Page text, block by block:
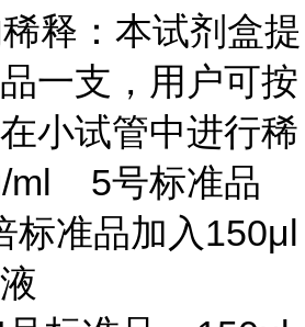
释：本试剂盒提
一支，用户可按
小试管中进行稀
ml 5号标准品
标准品加入150μl